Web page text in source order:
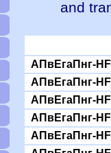
and
АПвЕгаПнг-
АПвЕгаПнг-
АПвЕгаПнг-
АПвЕгаПнг-
АПвЕгаПнг-